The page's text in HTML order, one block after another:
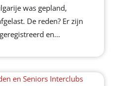
was gepland,
De reden? Er zijn
en...